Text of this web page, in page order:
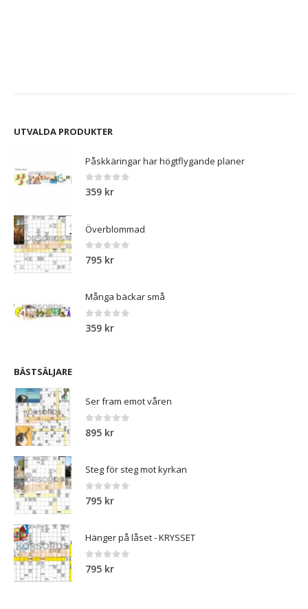
UTVALDA PRODUKTER
Påskkäringar har högtflygande planer
0out of 5
359 kr
Överblommad
0out of 5
795 kr
Många bäckar små
0out of 5
359 kr
BÄSTSÄLJARE
Ser fram emot våren
0out of 5
895 kr
Steg för steg mot kyrkan
0out of 5
795 kr
Hänger på låset - KRYSSET
0out of 5
795 kr